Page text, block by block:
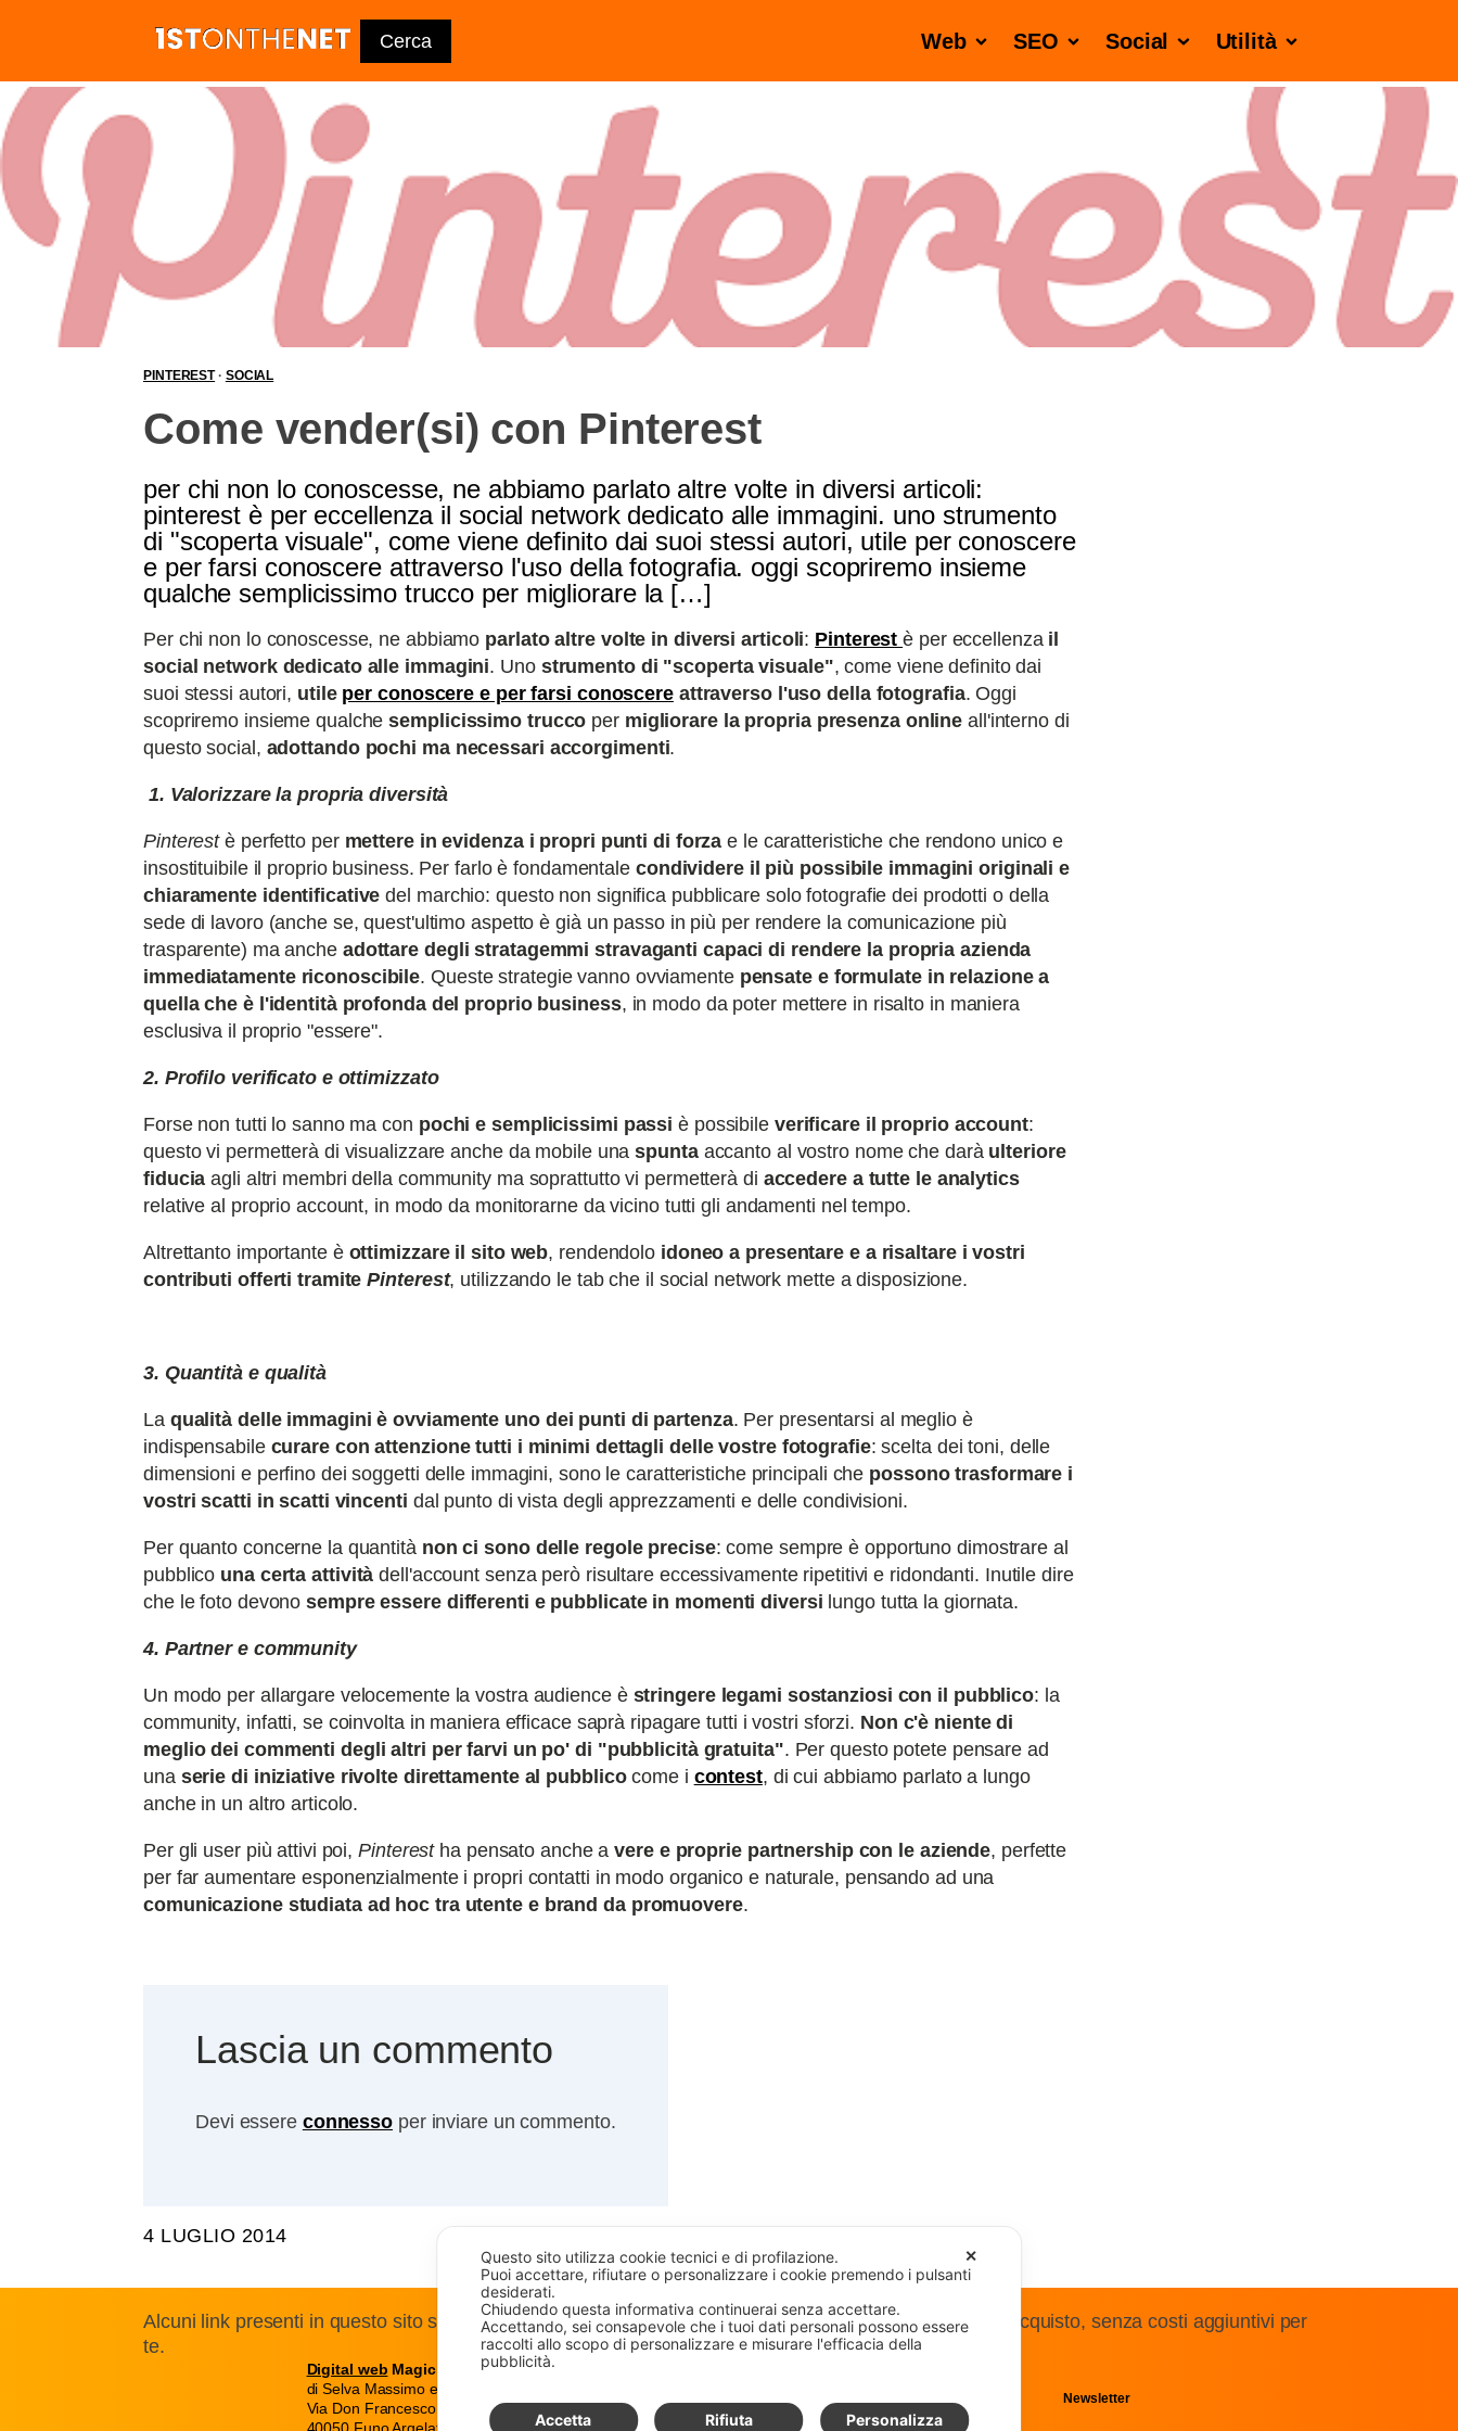
Web SEO Social Utilità
PINTEREST· SOCIAL
Come vender(si) con Pinterest
per chi non lo conoscesse, ne abbiamo parlato altre volte in diversi articoli:
pinterest è per eccellenza il social network dedicato alle immagini. uno strumento
di "scoperta visuale", come viene definito dai suoi stessi autori, utile per conoscere
e per farsi conoscere attraverso l'uso della fotografia. oggi scopriremo insieme
qualche semplicissimo trucco per migliorare la […]
Per chi non lo conoscesse, ne abbiamo parlato altre volte in diversi articoli: Pinterestè per eccellenzail
social network dedicato alle immagini. Uno strumento di "scoperta visuale", come viene definito dai
suoi stessi autori, utile per conoscere e per farsi conoscereattraverso l'uso della fotografia. Oggi
scopriremo insieme qualchesemplicissimo trucco per migliorare la propria presenza online all'interno di
questo social, adottando pochi ma necessari accorgimenti.
1. Valorizzare la propria diversità
Pinterestè perfetto per mettere in evidenza i propri punti di forza e le caratteristiche che rendono unico e
insostituibile il proprio business. Per farlo è fondamentale condividere il più possibile immagini originali e
chiaramente identificative del marchio: questo non significa pubblicare solo fotografie dei prodotti o della
sede di lavoro (anche se, quest'ultimo aspetto è già un passo in più per rendere la comunicazione più
trasparente) ma anche adottare degli stratagemmi stravaganti capaci di rendere la propria azienda
immediatamente riconoscibile. Queste strategie vanno ovviamente pensate e formulate in relazione a
quella che è l'identità profonda del proprio business, in modo da poter mettere in risalto in maniera
esclusiva il proprio "essere".
2. Profilo verificato e ottimizzato
Forse non tutti lo sanno ma con pochi e semplicissimi passi è possibile verificare il proprio account:
questo vi permetterà di visualizzare anche da mobile unaspuntaaccanto al vostro nome che darà ulteriore
fiducia agli altri membri della community ma soprattutto vi permetterà di accedere a tutte le analytics
relative al proprio account, in modo da monitorarne da vicino tutti gli andamenti nel tempo.
Altrettanto importante è ottimizzare il sito web, rendendolo idoneo a presentare e a risaltare i vostri
contributi offerti tramitePinterest, utilizzando le tab che il social network mette a disposizione.
3. Quantità e qualità
Laqualità delle immagini è ovviamente uno dei punti di partenza. Per presentarsi al meglio è
indispensabile curare con attenzione tutti i minimi dettagli delle vostre fotografie: scelta dei toni, delle
dimensioni e perfino dei soggetti delle immagini, sono le caratteristiche principali che possono trasformare i
vostri scatti in scatti vincenti dal punto di vista degli apprezzamenti e delle condivisioni.
Per quanto concerne la quantità non ci sono delle regole precise: come sempre è opportuno dimostrare al
pubblico una certa attività dell'account senza però risultare eccessivamente ripetitivi e ridondanti. Inutile dire
che le foto devonosempre essere differenti e pubblicate in momenti diversi lungo tutta la giornata.
4. Partner e community
Un modo per allargare velocemente la vostra audience è stringere legami sostanziosi con il pubblico: la
community, infatti, se coinvolta in maniera efficace saprà ripagare tutti i vostri sforzi. Non c'è niente di
meglio dei commenti degli altri per farvi un po' di "pubblicità gratuita". Per questo potete pensare ad
una serie di iniziative rivolte direttamente al pubblicocome i contest, di cui abbiamo parlato a lungo
anche in un altro articolo.
Per gli user più attivi poi,Pinterestha pensato anche avere e proprie partnership con le aziende, perfette
per far aumentare esponenzialmente i propri contatti in modo organico e naturale, pensando ad una
comunicazione studiata ad hoc tra utente e brand da promuovere.
Lascia un commento
Devi essere connesso per inviare un commento.
4 LUGLIO 2014
Alcuni link presenti in questo sito sono affiliati Amazon: guadagniamo una commissione se effettui un acquisto, senza costi aggiuntivi per
te.
Digital web Magic snc
di Selva Massimo e C.
Via Don Francesco Pasti 22
PEC info@magicpec.it
Newsletter
✕
Questo sito utilizza cookie tecnici e di profilazione.
Puoi accettare, rifiutare o personalizzare i cookie premendo i pulsanti
desiderati.
Chiudendo questa informativa continuerai senza accettare.
Accettando, sei consapevole che i tuoi dati personali possono essere
raccolti allo scopo di personalizzare e misurare l'efficacia della
pubblicità.
Accetta Rifiuta Personalizza